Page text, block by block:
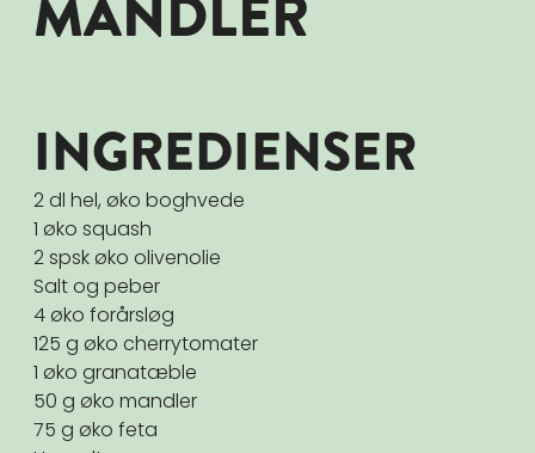
MANDLER
INGREDIENSER
2 dl hel, øko boghvede
1 øko squash
2 spsk øko olivenolie
Salt og peber
4 øko forårsløg
125 g øko cherrytomater
1 øko granatæble
50 g øko mandler
75 g øko feta